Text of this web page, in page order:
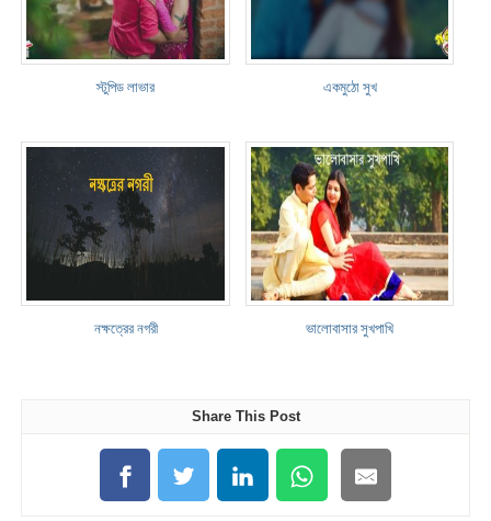
স্টুপিড লাভার একমুঠো সুখ
নক্ষত্রের নগরী ভালোবাসার সুখপাখি
Share This Post